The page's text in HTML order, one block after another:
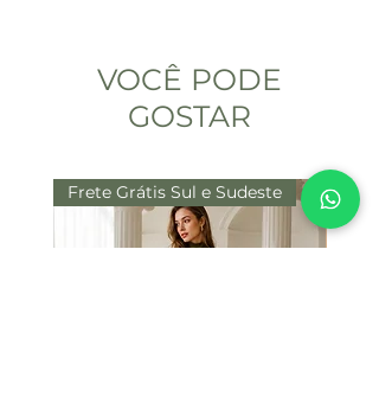
VOCÊ PODE
GOSTAR
Frete Grátis Sul e Sudeste